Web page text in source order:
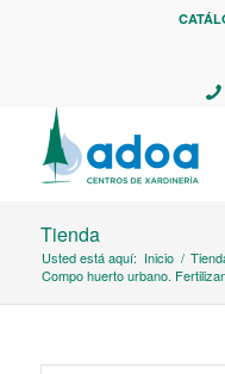
Tienda
Usted está aquí: Inicio /
Compo huerto urbano.